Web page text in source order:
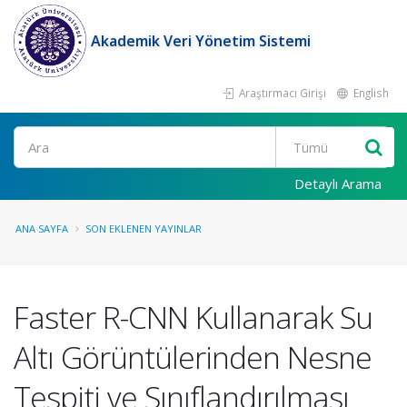
Akademik Veri Yönetim Sistemi
Araştırmacı Girişi English
Ara
Detaylı Arama
ANA SAYFA SON EKLENEN YAYINLAR
Faster R-CNN Kullanarak Su
Altı Görüntülerinden Nesne
Tespiti ve Sınıflandırılması